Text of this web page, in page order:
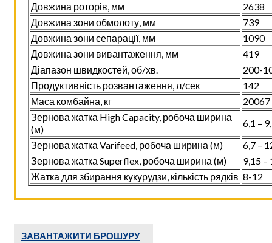
Довжина роторів, мм
2638
Довжина зони обмолоту, мм
739
Довжина зони сепарації, мм
1090
Довжина зони вивантаження, мм
419
Діапазон швидкостей, об/хв.
200-
Продуктивність розвантаження, л/сек
142
Маса комбайна, кг
20067
Зернова жатка High Capacity, робоча ширина
(м)
6,1 –
Зернова жатка Varifeed, робоча ширина (м)
6,7 –
Зернова жатка Superflex, робоча ширина (м)
9,15 –
Жатка для збирання кукурудзи, кількість рядків 8-12
ЗАВАНТАЖИТИ БРОШУРУ